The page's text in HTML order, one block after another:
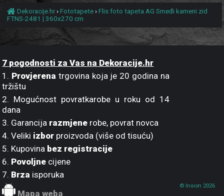
Dekoracije.hr›Fototapete ›Flis foto tapeta AG Smeđi kameni zid
FTNS-2481 | 360x270 cm
7 pogodnosti za Vas na Dekoracije.hr
1. Provjerena trgovina koja je 20 godina na
tržištu
2. Mogućnost povratkarobe u roku od 14
dana
3. Garancija razmjene robe, povrat novca
4. Veliki izbor proizvoda (više od tisuću)
5. Kupovina bez registracije
6. Povoljne cijene
7. Brza isporuka
Mapa weba
© Insion 2026